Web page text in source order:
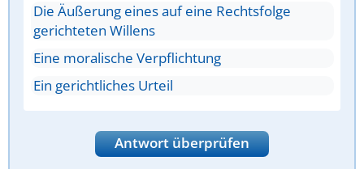
Die Äußerung eines auf eine Rechtsfolge
gerichteten Willens
Eine moralische Verpflichtung
Ein gerichtliches Urteil
Antwort überprüfen